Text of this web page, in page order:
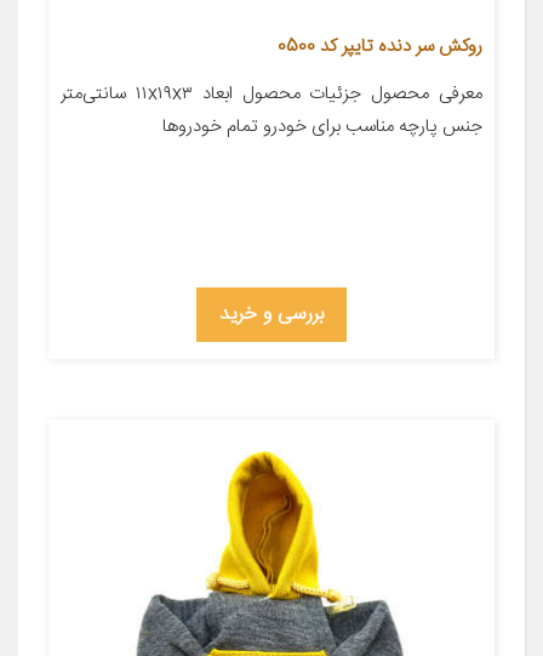
روکش سر دنده تایپر کد 0500
معرفی محصول جزئیات محصول ابعاد ۱۱x۱۹x۳ سانتی‌متر
جنس پارچه مناسب برای خودرو تمام خودروها
بررسی و خرید